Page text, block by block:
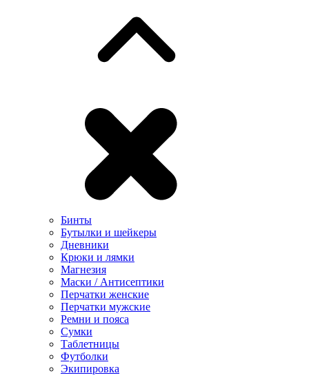
Бинты
Бутылки и шейкеры
Дневники
Крюки и лямки
Магнезия
Маски / Антисептики
Перчатки женские
Перчатки мужские
Ремни и пояса
Сумки
Таблетницы
Футболки
Экипировка